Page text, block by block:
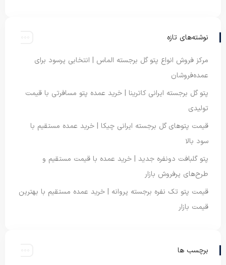
نوشته‌های تازه
مرکز فروش انواع پتو گل برجسته الماس | انتخابی پرسود برای
عمده‌فروشان
پتو گل برجسته ایرانی کاترینا | خرید عمده پتو مسافرتی با قیمت
تولیدی
قیمت پتوهای گل برجسته ایرانی چیکا | خرید عمده مستقیم با
سود بالا
پتو گلبافت دونفره جدید | خرید عمده با قیمت مستقیم و
طرح‌های پرفروش بازار
قیمت پتو تک نفره برجسته پروانه | خرید عمده مستقیم با بهترین
قیمت بازار
برچسب ها